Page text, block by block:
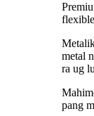
metal
ra ug
pang